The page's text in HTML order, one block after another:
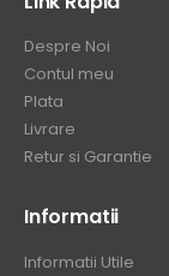
Despre Noi
Contul meu
Plata
Livrare
Retur si Garantie
Informatii
Informatii Utile